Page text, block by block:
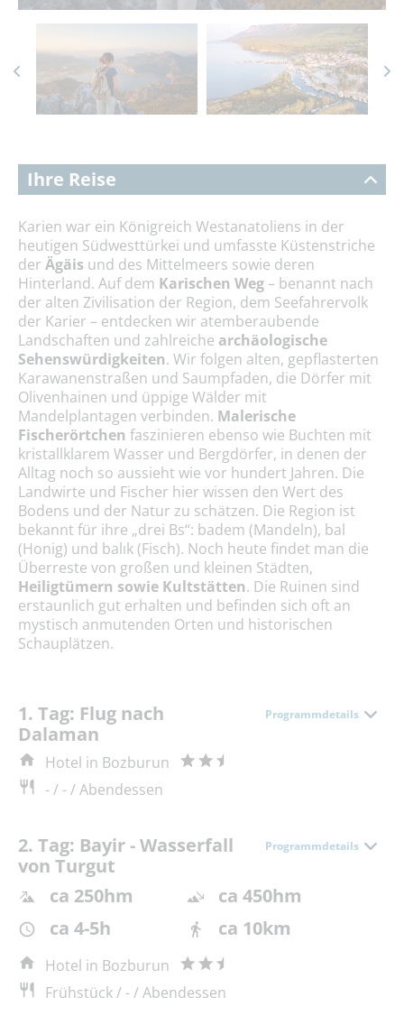
Ihre Reise
Karien war ein Königreich Westanatoliens in der
heutigen Südwesttürkei und umfasste Küstenstriche
der Ägäis und des Mittelmeers sowie deren
Hinterland. Auf dem Karischen Weg – benannt nach
der alten Zivilisation der Region, dem Seefahrervolk
der Karier – entdecken wir atemberaubende
Landschaften und zahlreiche archäologische
Sehenswürdigkeiten. Wir folgen alten, gepflasterten
Karawanenstraßen und Saumpfaden, die Dörfer mit
Olivenhainen und üppige Wälder mit
Mandelplantagen verbinden. Malerische
Fischerörtchen faszinieren ebenso wie Buchten mit
kristallklarem Wasser und Bergdörfer, in denen der
Alltag noch so aussieht wie vor hundert Jahren. Die
Landwirte und Fischer hier wissen den Wert des
Bodens und der Natur zu schätzen. Die Region ist
bekannt für ihre „drei Bs“: badem (Mandeln), bal
(Honig) und balık (Fisch). Noch heute findet man die
Überreste von großen und kleinen Städten,
Heiligtümern sowie Kultstätten. Die Ruinen sind
erstaunlich gut erhalten und befinden sich oft an
mystisch anmutenden Orten und historischen
Schauplätzen.
1. Tag: Flug nach
Dalaman
Programmdetails
Hotel in Bozburun
- / - / Abendessen
2. Tag: Bayir - Wasserfall
von Turgut
Programmdetails
ca 250hm
ca 450hm
ca 4-5h
ca 10km
Hotel in Bozburun
Frühstück / - / Abendessen